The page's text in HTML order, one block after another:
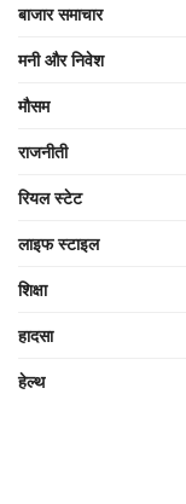
बाजार समाचार
मनी और निवेश
मौसम
राजनीती
रियल स्टेट
लाइफ स्टाइल
शिक्षा
हादसा
हेल्थ